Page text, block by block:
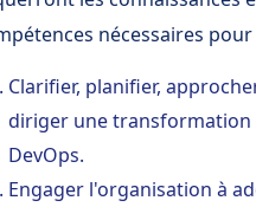
nécessaires pour
Clarifier, planifier,
diriger une transformation
DevOps.
Engager l'organisation à